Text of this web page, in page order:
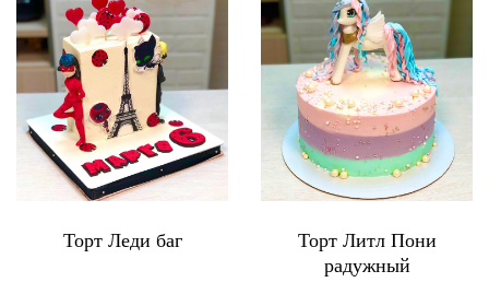
Торт Леди баг
Торт Литл Пони
радужный